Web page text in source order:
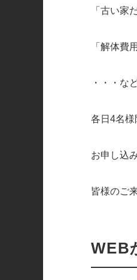
「古い家
「解体費
・・・な
各日4名様
お申し込
皆様のご
WEB